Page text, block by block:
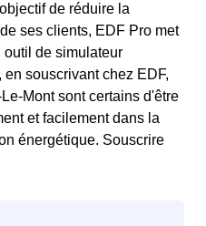
de réduire la
ses clients, EDF Pro met
de simulateur
souscrivant chez EDF,
Mont sont certains d'être
et facilement dans la
énergétique. Souscrire